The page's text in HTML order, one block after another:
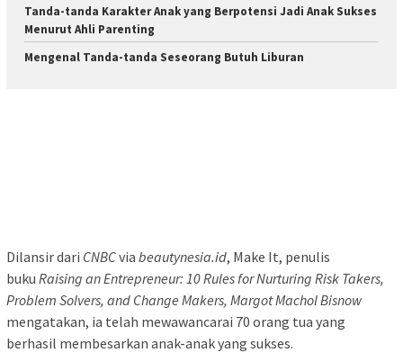
Tanda-tanda Karakter Anak yang Berpotensi Jadi Anak Sukses
Menurut Ahli Parenting
Mengenal Tanda-tanda Seseorang Butuh Liburan
Dilansir dari CNBCvia beautynesia.id, Make It, penulis
buku Raising an Entrepreneur: 10 Rules for Nurturing Risk Takers,
Problem Solvers, and Change Makers, Margot Machol Bisnow
mengatakan, ia telah mewawancarai 70 orang tua yang
berhasil membesarkan anak-anak yang sukses.